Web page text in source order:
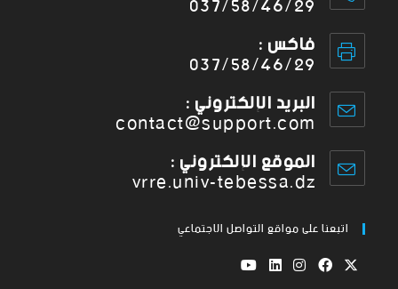
فاكس :
037/58/46/29
البريد الإلكتروني :
contact@support.com
الموقع الإلكتروني :
vrre.univ-tebessa.dz
اتبعنا على مواقع التواصل الاجتماعي